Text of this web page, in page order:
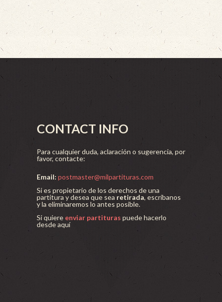
CONTACT INFO
Para cualquier duda, aclaración o sugerencia, por
favor, contacte:
Email: postmaster@milpartituras.com
Si es propietario de los derechos de una
partitura y desea que sea retirada, escríbanos
y la eliminaremos lo antes posible.
Si quiere enviar partituras puede hacerlo
desde aquí